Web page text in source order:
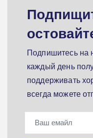
Подпишитесь на
каждый день
поддерживать
всегда можете